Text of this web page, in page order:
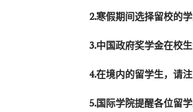
2.寒假期间选择留校的
3.中国政府奖学金在校
4.在境内的留学生，请
5.国际学院提醒各位留